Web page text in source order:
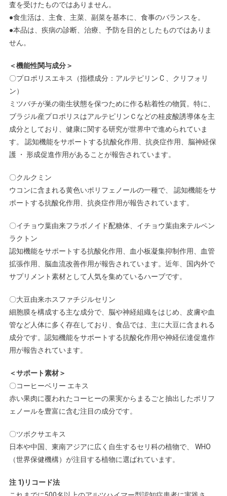
査を受けたものではありません。
●食生活は、主食、主菜、副菜を基本に、食事のバランスを。
●本品は、疾病の診断、治療、予防を目的としたものではありま
せん。
＜機能性関与成分＞
〇プロポリスエキス（指標成分：アルテピリン C 、クリフォリ
ン）
ミツバチが巣の衛生状態を保つために作る粘着性の物質。特に、
ブラジル産プロポリスはアルテピリンＣなどの桂皮酸誘導体を主
成分としており、健康に関する研究が世界中で進められていま
す。 認知機能をサポートする抗酸化作用、抗炎症作用、脳神経保
護 ・ 形成促進作用があることが報告されています。
〇クルクミン
ウコンに含まれる黄色いポリフェノールの一種で、 認知機能をサ
ポートする抗酸化作用、抗炎症作用が報告されています。
〇イチョウ葉由来フラボノイド配糖体、イチョウ葉由来テルペン
ラクトン
認知機能をサポートする抗酸化作用、血小板凝集抑制作用、血管
拡張作用、脳血流改善作用が報告されています。近年、国内外で
サプリメント素材として人気を集めているハーブです。
〇大豆由来ホスファチジルセリン
細胞膜を構成する主な成分で、脳や神経組織をはじめ、皮膚や血
管など人体に多く存在しており、食品では、主に大豆に含まれる
成分です。認知機能をサポートする抗酸化作用や神経伝達促進作
用が報告されています。
＜サポート素材＞
〇コーヒーベリー エキス
赤い果肉に覆われたコーヒーの果実からまるごと抽出したポリフ
ェノールを豊富に含む注目の成分です。
〇ツボクサエキス
日本や中国、東南アジアに広く自生するセリ科の植物で、 WHO
（世界保健機構）が注目する植物に選ばれています。
注 1)リコード法